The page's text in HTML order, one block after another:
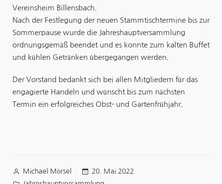
Vereinsheim Billensbach.
Nach der Festlegung der neuen Stammtischtermine bis zur
Sommerpause wurde die Jahreshauptversammlung
ordnungsgemäß beendet und es konnte zum kalten Buffet
und kühlen Getränken übergegangen werden.
Der Vorstand bedankt sich bei allen Mitgliedern für das
engagierte Handeln und wünscht bis zum nächsten
Termin ein erfolgreiches Obst- und Gartenfrühjahr.
Veröffentlicht
von
Michael Mörsel
20. Mai 2022